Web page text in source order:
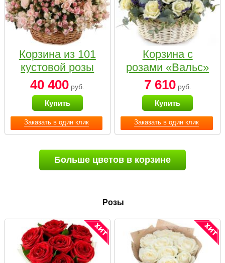
Заказать в один клик
Корзина из 101
кустовой розы
нежных тонов
40 400 руб.
Купить
Заказать в один клик
Корзина с
розами «Вальс»
7 610руб.
Купить
Больше цветов в корзине
Розы